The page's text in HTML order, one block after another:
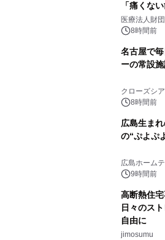
「痛くな
療計画」を
医療法人財
8時間前
名古屋で
ーの常設
クローズシ
8時間前
広島生ま
の“ぷよぷ
広島ホーム
9時間前
高断熱住
日々のス
自由に
jimosumu